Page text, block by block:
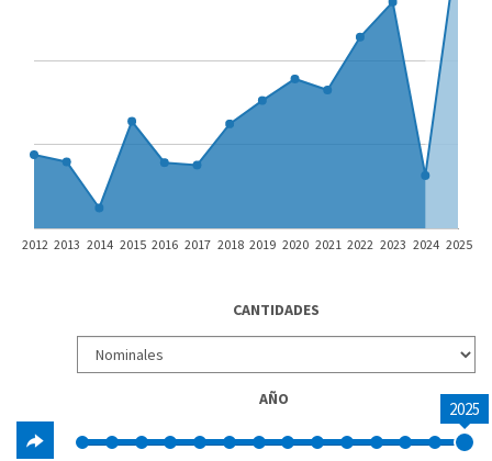
2012 2013 2014 2015 2016 2017 2018 2019 2020 2021 2022 2023 2024 2025
CANTIDADES
AÑO 2025